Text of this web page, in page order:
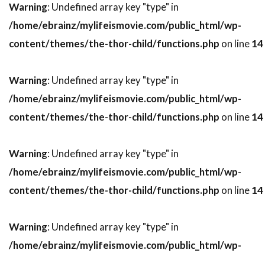
スティーヴン・M・カッツ
スティーヴン・キング
スティーヴン・グレアム
スティーヴン・シュナイダー
スティーヴン・スピルバーグ
スティーヴン・トボロウスキー
スティーヴン・トラスク
スティーヴン・ハーフ
スティーヴン・バウアー
スティーヴン・プリンス
Warning: Undefined array key "type" in
/home/ebrainz/mylifeismovie.com/public_html/wp-
content/themes/the-thor-child/functions.php on line14
Warning: Undefined array key "type" in
/home/ebrainz/mylifeismovie.com/public_html/wp-
content/themes/the-thor-child/functions.php on line14
Warning: Undefined array key "type" in
/home/ebrainz/mylifeismovie.com/public_html/wp-
content/themes/the-thor-child/functions.php on line14
Warning: Undefined array key "type" in
/home/ebrainz/mylifeismovie.com/public_html/wp-